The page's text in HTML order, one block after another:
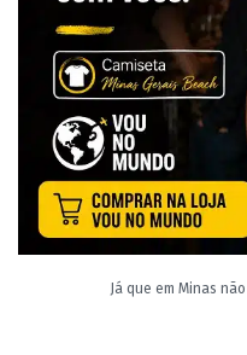
Já que em Minas